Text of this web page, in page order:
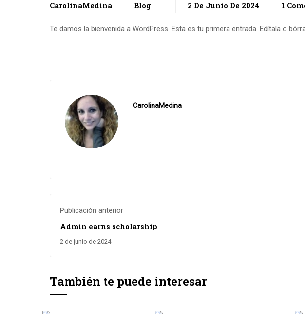
CarolinaMedina Blog 2 De Junio De 2024 1
Te damos la bienvenida a WordPress. Esta es tu primera entrada. Edítala o
CarolinaMedina
Publicación anterior
Admin earns scholarship
2 de junio de 2024
También te puede interesar